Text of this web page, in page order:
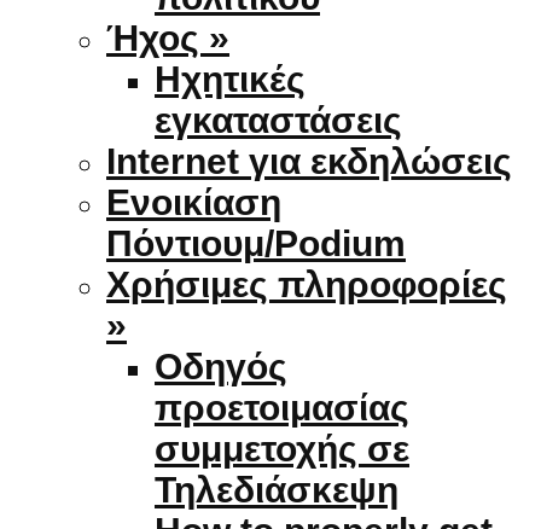
Ήχος »
Ηχητικές
εγκαταστάσεις
Internet για εκδηλώσεις
Ενοικίαση
Πόντιουμ/Podium
Χρήσιμες πληροφορίες
»
Οδηγός
προετοιμασίας
συμμετοχής σε
Τηλεδιάσκεψη